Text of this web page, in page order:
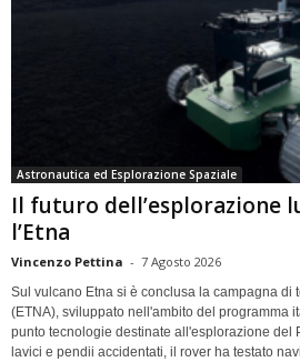
Astronautica ed Esplorazione Spaziale
Il futuro dell’esplorazione
l’Etna
Vincenzo Pettina - 7 Agosto 2026
Sul vulcano Etna si è conclusa la campagna di
(ETNA), sviluppato nell'ambito del programma
punto tecnologie destinate all'esplorazione del
lavici e pendii accidentati, il rover ha testato